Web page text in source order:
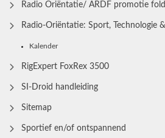
Radio Oriëntatie/ ARDF promotie
Radio‑Oriëntatie: Sport, Technologie
Kalender
RigExpert FoxRex 3500
SI-Droid handleiding
Sitemap
Sportief en/of ontspannend